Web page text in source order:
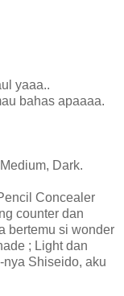
yaaa..
bahas apaaaa.
Dark.
Concealer
counter dan
bertemu si wonder
; Light dan
nya Shiseido, aku